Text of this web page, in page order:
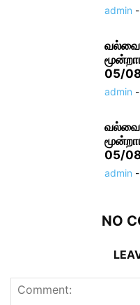
admin -
வல்வை
05/
admin -
வல்வை
05/
admin -
NO